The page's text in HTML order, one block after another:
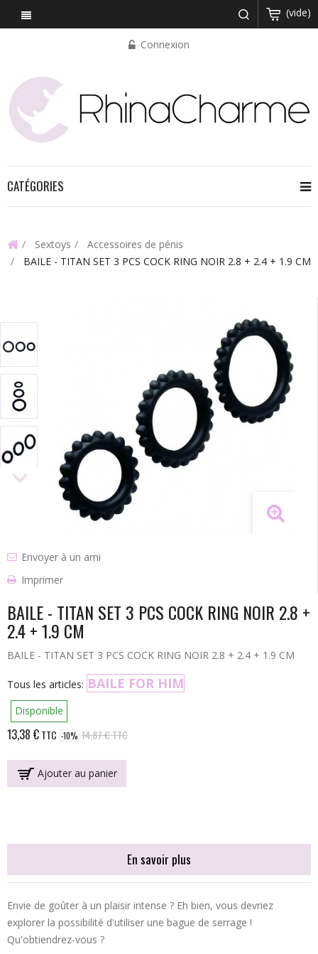
(vide)
Connexion
CATÉGORIES
Sextoys
Accessoires de pénis
BAILE - TITAN SET 3 PCS COCK RING NOIR 2.8 + 2.4 + 1.9 CM
Envoyer à un ami
Imprimer
BAILE - TITAN SET 3 PCS COCK RING NOIR 2.8 +
2.4 + 1.9 CM
BAILE - TITAN SET 3 PCS COCK RING NOIR 2.8 + 2.4 + 1.9 CM
Tous les articles: BAILE FOR HIM
Disponible
13,38 €TTC -10% 14,87 €TTC
Ajouter au panier
En savoir plus
Envie de goûter à un plaisir intense ? Eh bien, vous devriez
explorer la possibilité d'utiliser une bague de serrage !
Qu'obtiendrez-vous ?